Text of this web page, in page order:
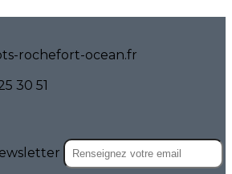
rochefort-ocean.fr
30 51